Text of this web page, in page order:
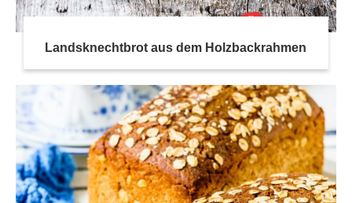
Landsknechtbrot aus dem Holzbackrahmen